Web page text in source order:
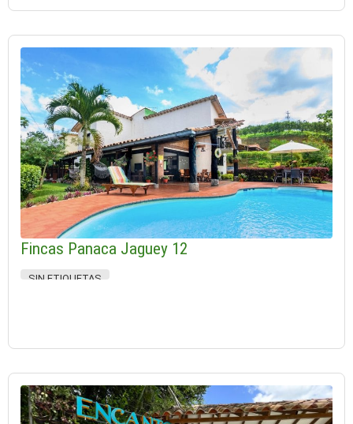
Fincas Panaca Jaguey 12
SIN ETIQUETAS